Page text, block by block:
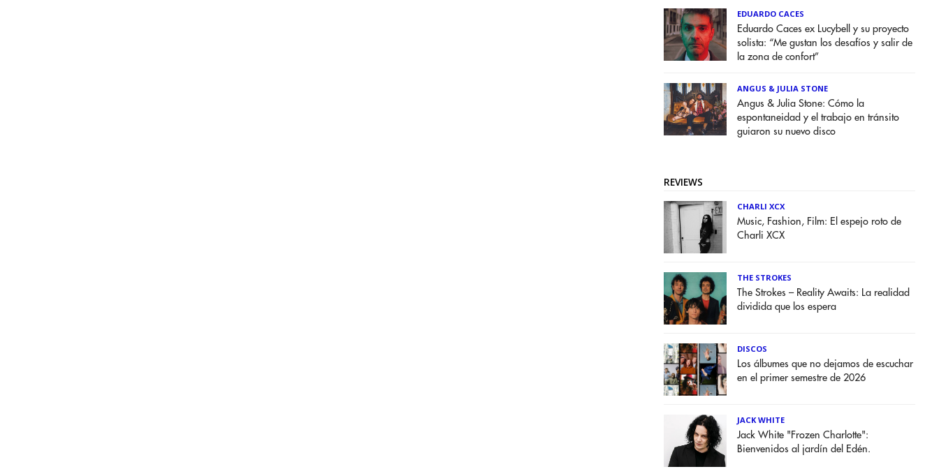
EDUARDO CACES
Eduardo Caces ex Lucybell y su proyecto
solista: “Me gustan los desafíos y salir de
la zona de confort”
ANGUS & JULIA STONE
Angus & Julia Stone: Cómo la
espontaneidad y el trabajo en tránsito
guiaron su nuevo disco
REVIEWS
CHARLI XCX
Music, Fashion, Film: El espejo roto de
Charli XCX
THE STROKES
The Strokes – Reality Awaits: La realidad
dividida que los espera
DISCOS
Los álbumes que no dejamos de escuchar
en el primer semestre de 2026
JACK WHITE
Jack White "Frozen Charlotte":
Bienvenidos al jardín del Edén.